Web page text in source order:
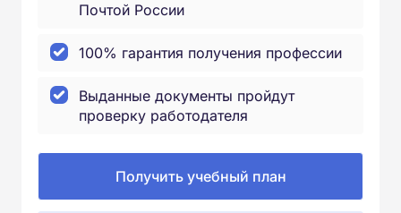
Почтой России
100% гарантия получения профессии
Выданные документы пройдут
проверку работодателя
Получить учебный план